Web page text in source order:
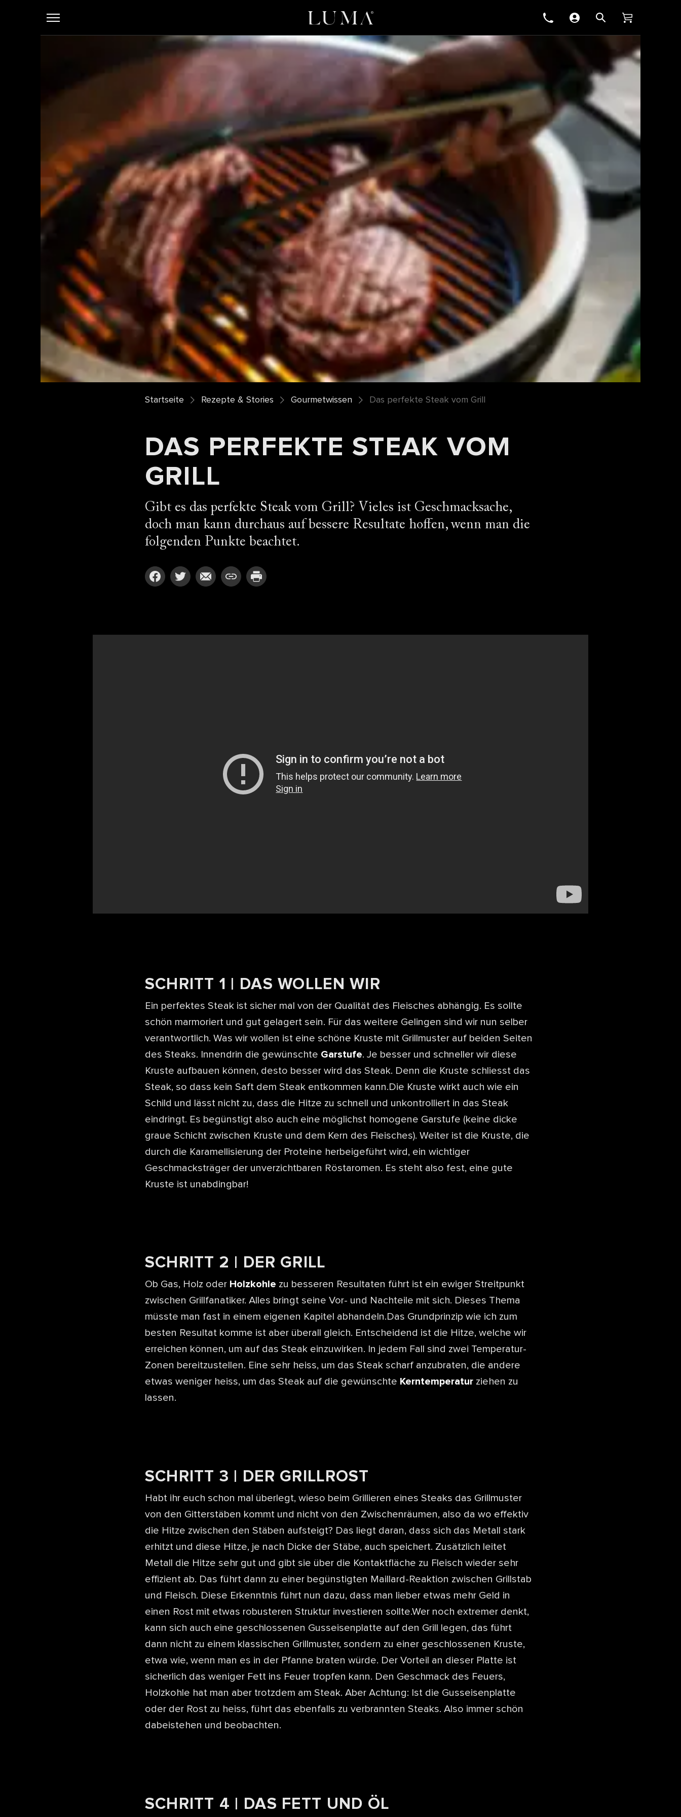
Startseite Rezepte & Stories Gourmetwissen Das perfekte Steak vom Grill
DAS PERFEKTE STEAK VOM
GRILL
Gibt es das perfekte Steak vom Grill? Vieles ist Geschmacksache,
doch man kann durchaus auf bessere Resultate hoffen, wenn man die
folgenden Punkte beachtet.
SCHRITT 1 | DAS WOLLEN WIR
Ein perfektes Steak ist sicher mal von der Qualität des Fleisches abhängig. Es sollte
schön marmoriert und gut gelagert sein. Für das weitere Gelingen sind wir nun selber
verantwortlich. Was wir wollen ist eine schöne Kruste mit Grillmuster auf beiden Seiten
des Steaks. Innendrin die gewünschte Garstufe. Je besser und schneller wir diese
Kruste aufbauen können, desto besser wird das Steak. Denn die Kruste schliesst das
Steak, so dass kein Saft dem Steak entkommen kann.Die Kruste wirkt auch wie ein
Schild und lässt nicht zu, dass die Hitze zu schnell und unkontrolliert in das Steak
eindringt. Es begünstigt also auch eine möglichst homogene Garstufe (keine dicke
graue Schicht zwischen Kruste und dem Kern des Fleisches). Weiter ist die Kruste, die
durch die Karamellisierung der Proteine herbeigeführt wird, ein wichtiger
Geschmacksträger der unverzichtbaren Röstaromen. Es steht also fest, eine gute
Kruste ist unabdingbar!
SCHRITT 2 | DER GRILL
Ob Gas, Holz oder Holzkohle zu besseren Resultaten führt ist ein ewiger Streitpunkt
zwischen Grillfanatiker. Alles bringt seine Vor- und Nachteile mit sich. Dieses Thema
müsste man fast in einem eigenen Kapitel abhandeln.Das Grundprinzip wie ich zum
besten Resultat komme ist aber überall gleich. Entscheidend ist die Hitze, welche wir
erreichen können, um auf das Steak einzuwirken. In jedem Fall sind zwei Temperatur-
Zonen bereitzustellen. Eine sehr heiss, um das Steak scharf anzubraten, die andere
etwas weniger heiss, um das Steak auf die gewünschte Kerntemperaturziehen zu
lassen.
SCHRITT 3 | DER GRILLROST
Habt ihr euch schon mal überlegt, wieso beim Grillieren eines Steaks das Grillmuster
von den Gitterstäben kommt und nicht von den Zwischenräumen, also da wo effektiv
die Hitze zwischen den Stäben aufsteigt? Das liegt daran, dass sich das Metall stark
erhitzt und diese Hitze, je nach Dicke der Stäbe, auch speichert. Zusätzlich leitet
Metall die Hitze sehr gut und gibt sie über die Kontaktfläche zu Fleisch wieder sehr
effizient ab. Das führt dann zu einer begünstigten Maillard-Reaktion zwischen Grillstab
und Fleisch. Diese Erkenntnis führt nun dazu, dass man lieber etwas mehr Geld in
einen Rost mit etwas robusteren Struktur investieren sollte.Wer noch extremer denkt,
kann sich auch eine geschlossenen Gusseisenplatte auf den Grill legen, das führt
dann nicht zu einem klassischen Grillmuster, sondern zu einer geschlossenen Kruste,
etwa wie, wenn man es in der Pfanne braten würde. Der Vorteil an dieser Platte ist
sicherlich das weniger Fett ins Feuer tropfen kann. Den Geschmack des Feuers,
Holzkohle hat man aber trotzdem am Steak. Aber Achtung: Ist die Gusseisenplatte
oder der Rost zu heiss, führt das ebenfalls zu verbrannten Steaks. Also immer schön
dabeistehen und beobachten.
SCHRITT 4 | DAS FETT UND ÖL